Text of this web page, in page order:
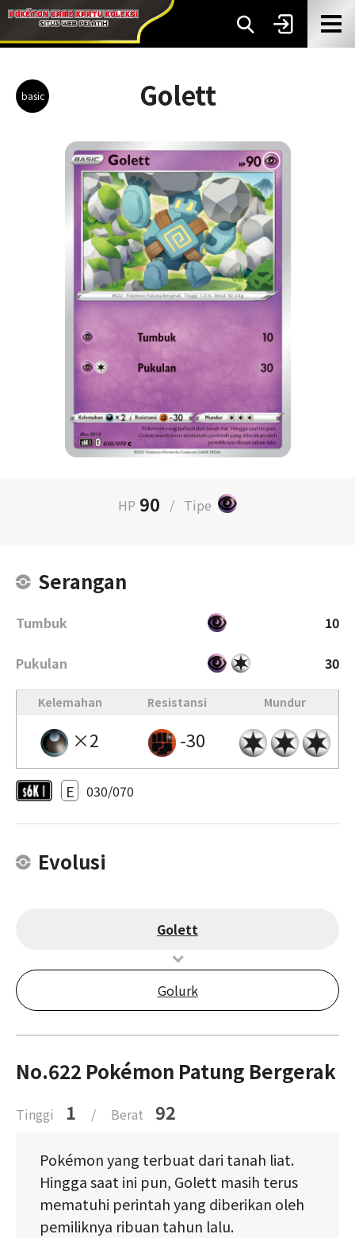
basic Golett
HP 90 / Tipe
Serangan
Tumbuk 10
Pukulan 30
Kelemahan Resistansi Mundur
×2 -30
E 030/070
Evolusi
Golett
Golurk
No.622 Pokémon Patung Bergerak
Tinggi 1 / Berat 92
Pokémon yang terbuat dari tanah liat.
Hingga saat ini pun, Golett masih terus
mematuhi perintah yang diberikan oleh
pemiliknya ribuan tahun lalu.